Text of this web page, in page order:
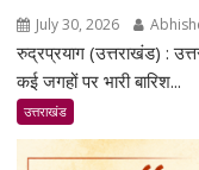
July 30, 2026
रुद्रप्रयाग (उत्तराखंड) :
कई जगहों पर भारी बारिश...
उत्तराखंड